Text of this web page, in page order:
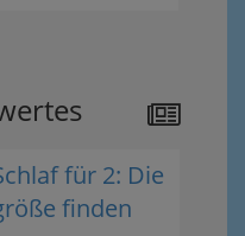
für 2: Die
finden